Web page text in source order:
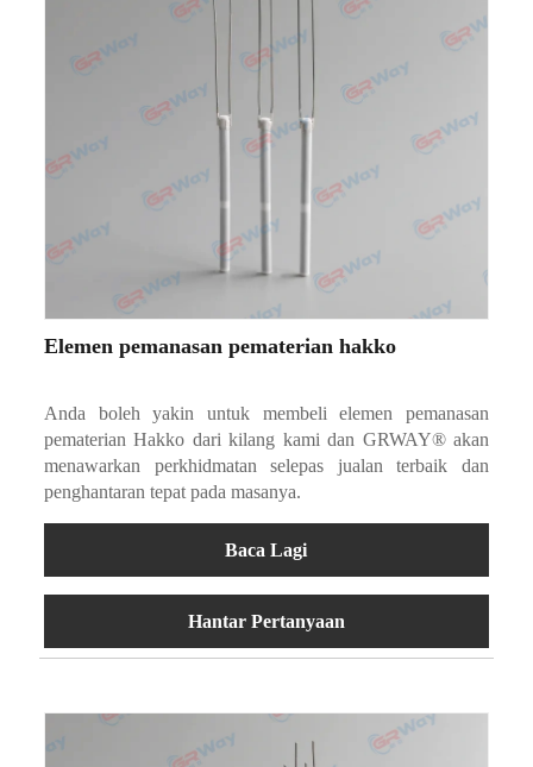
Elemen pemanasan pematerian hakko
Anda boleh yakin untuk membeli elemen pemanasan
pematerian Hakko dari kilang kami dan GRWAY® akan
menawarkan perkhidmatan selepas jualan terbaik dan
penghantaran tepat pada masanya.
Baca Lagi
Hantar Pertanyaan